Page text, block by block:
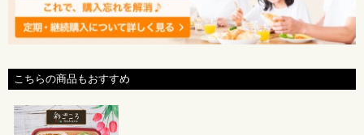
こちらの商品もおすすめ